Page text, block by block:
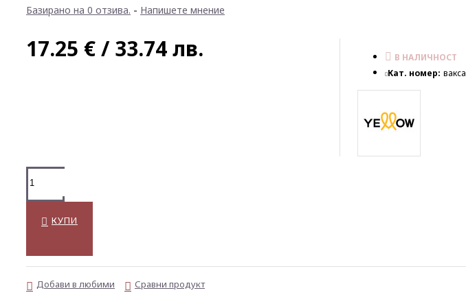
Базирано на 0 отзива. - Напишете мнение
17.25 € / 33.74 лв.
В НАЛИЧНОСТ
Кат. номер: вакса
КУПИ
Добави в любими Сравни продукт